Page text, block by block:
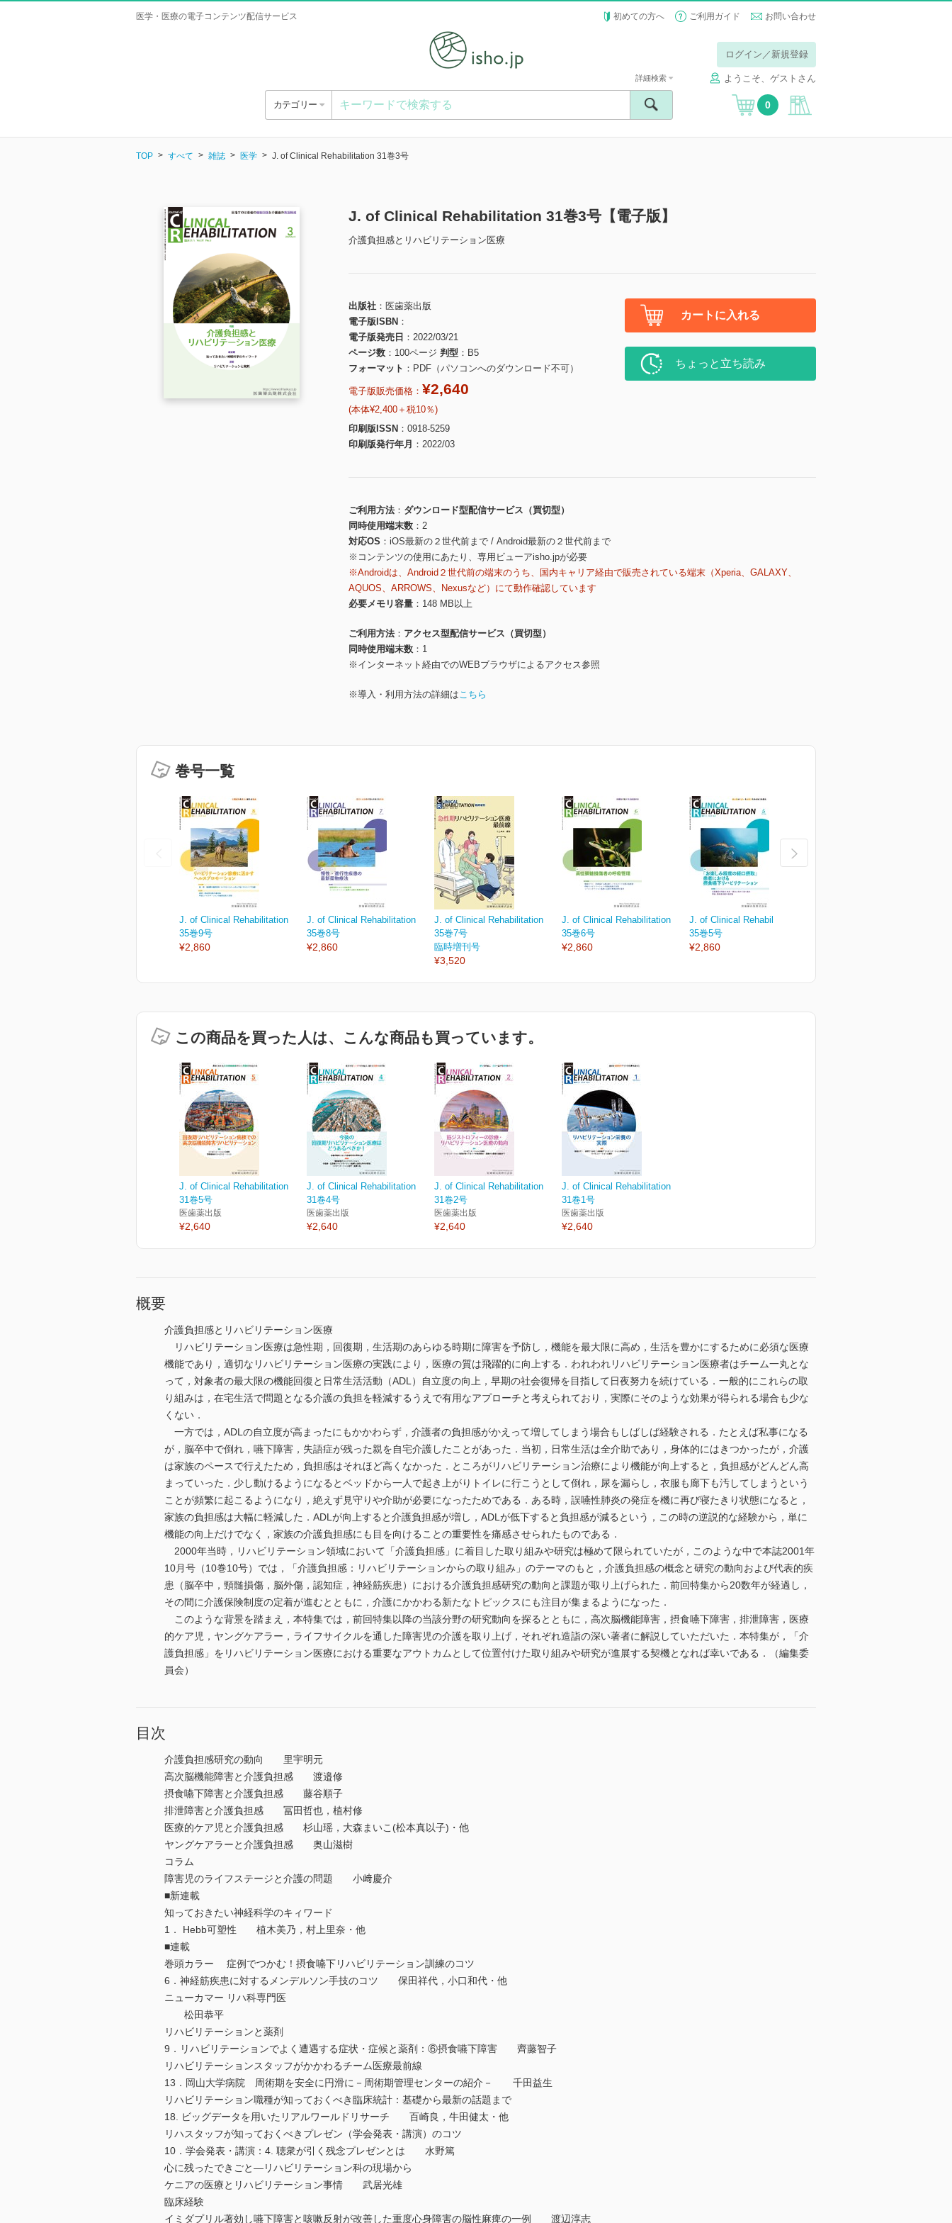
医学・医療の電子コンテンツ配信サービス 初めての方へ ご利用ガイド お問い合わせ
ログイン／新規登録
ようこそ、ゲストさん
カテゴリー
詳細検索
0
TOP すべて 雑誌 医学 J. of Clinical Rehabilitation 31巻3号
J. of Clinical Rehabilitation 31巻3号【電子版】
介護負担感とリハビリテーション医療
出版社
医歯薬出版
電子版ISBN
電子版発売日
2022/03/21
ページ数
100ページ 判型
B5
フォーマット
PDF（パソコンへのダウンロード不可）
電子版販売価格： ¥2,640
(本体¥2,400＋税10％)
印刷版ISSN
0918-5259
印刷版発行年月
2022/03
カートに入れる
ちょっと立ち読み
ご利用方法
ダウンロード型配信サービス（買切型）
同時使用端末数
2
対応OS
iOS最新の２世代前まで / Android最新の２世代前まで
※コンテンツの使用にあたり、専用ビューアisho.jpが必要
※Androidは、Android２世代前の端末のうち、国内キャリア経由で販売されている端末（Xperia、GALAXY、
AQUOS、ARROWS、Nexusなど）にて動作確認しています
必要メモリ容量
148 MB以上
ご利用方法
アクセス型配信サービス（買切型）
同時使用端末数
1
※インターネット経由でのWEBブラウザによるアクセス参照
※導入・利用方法の詳細はこちら
巻号一覧
J. of Clinical Rehabilitation
35巻9号
¥2,860
J. of Clinical Rehabilitation
35巻8号
¥2,860
J. of Clinical Rehabilitation
35巻7号
臨時増刊号
¥3,520
J. of Clinical Rehabilitation
35巻6号
¥2,860
J. of Clinical Rehabilitation
35巻5号
¥2,860
この商品を買った人は、こんな商品も買っています。
J. of Clinical Rehabilitation
31巻5号
医歯薬出版
¥2,640
J. of Clinical Rehabilitation
31巻4号
医歯薬出版
¥2,640
J. of Clinical Rehabilitation
31巻2号
医歯薬出版
¥2,640
J. of Clinical Rehabilitation
31巻1号
医歯薬出版
¥2,640
概要
介護負担感とリハビリテーション医療
リハビリテーション医療は急性期，回復期，生活期のあらゆる時期に障害を予防し，機能を最大限に高め，生活を豊かにするために必須な医療
機能であり，適切なリハビリテーション医療の実践により，医療の質は飛躍的に向上する．われわれリハビリテーション医療者はチーム一丸とな
って，対象者の最大限の機能回復と日常生活活動（ADL）自立度の向上，早期の社会復帰を目指して日夜努力を続けている．一般的にこれらの取
り組みは，在宅生活で問題となる介護の負担を軽減するうえで有用なアプローチと考えられており，実際にそのような効果が得られる場合も少な
くない．
一方では，ADLの自立度が高まったにもかかわらず，介護者の負担感がかえって増してしまう場合もしばしば経験される．たとえば私事になる
が，脳卒中で倒れ，嚥下障害，失語症が残った親を自宅介護したことがあった．当初，日常生活は全介助であり，身体的にはきつかったが，介護
は家族のペースで行えたため，負担感はそれほど高くなかった．ところがリハビリテーション治療により機能が向上すると，負担感がどんどん高
まっていった．少し動けるようになるとベッドから一人で起き上がりトイレに行こうとして倒れ，尿を漏らし，衣服も廊下も汚してしまうという
ことが頻繁に起こるようになり，絶えず見守りや介助が必要になったためである．ある時，誤嚥性肺炎の発症を機に再び寝たきり状態になると，
家族の負担感は大幅に軽減した．ADLが向上すると介護負担感が増し，ADLが低下すると負担感が減るという，この時の逆説的な経験から，単に
機能の向上だけでなく，家族の介護負担感にも目を向けることの重要性を痛感させられたものである．
2000年当時，リハビリテーション領域において「介護負担感」に着目した取り組みや研究は極めて限られていたが，このような中で本誌2001年
10月号（10巻10号）では，「介護負担感：リハビリテーションからの取り組み」のテーマのもと，介護負担感の概念と研究の動向および代表的疾
患（脳卒中，頸髄損傷，脳外傷，認知症，神経筋疾患）における介護負担感研究の動向と課題が取り上げられた．前回特集から20数年が経過し，
その間に介護保険制度の定着が進むとともに，介護にかかわる新たなトピックスにも注目が集まるようになった．
このような背景を踏まえ，本特集では，前回特集以降の当該分野の研究動向を探るとともに，高次脳機能障害，摂食嚥下障害，排泄障害，医療
的ケア児，ヤングケアラー，ライフサイクルを通した障害児の介護を取り上げ，それぞれ造詣の深い著者に解説していただいた．本特集が，「介
護負担感」をリハビリテーション医療における重要なアウトカムとして位置付けた取り組みや研究が進展する契機となれば幸いである．（編集委
員会）
目次
介護負担感研究の動向 里宇明元
高次脳機能障害と介護負担感 渡邉修
摂食嚥下障害と介護負担感 藤谷順子
排泄障害と介護負担感 冨田哲也，植村修
医療的ケア児と介護負担感 杉山瑶，大森まいこ(松本真以子)・他
ヤングケアラーと介護負担感 奥山滋樹
コラム
障害児のライフステージと介護の問題 小﨑慶介
■新連載
知っておきたい神経科学のキィワード
1． Hebb可塑性 植木美乃，村上里奈・他
■連載
巻頭カラー 症例でつかむ！摂食嚥下リハビリテーション訓練のコツ
6．神経筋疾患に対するメンデルソン手技のコツ 保田祥代，小口和代・他
ニューカマー リハ科専門医
松田恭平
リハビリテーションと薬剤
9．リハビリテーションでよく遭遇する症状・症候と薬剤：⑥摂食嚥下障害 齊藤智子
リハビリテーションスタッフがかかわるチーム医療最前線
13．岡山大学病院 周術期を安全に円滑に－周術期管理センターの紹介－ 千田益生
リハビリテーション職種が知っておくべき臨床統計：基礎から最新の話題まで
18. ビッグデータを用いたリアルワールドリサーチ 百崎良，牛田健太・他
リハスタッフが知っておくべきプレゼン（学会発表・講演）のコツ
10．学会発表・講演：4. 聴衆が引く残念プレゼンとは 水野篤
心に残ったできごと―リハビリテーション科の現場から
ケニアの医療とリハビリテーション事情 武居光雄
臨床経験
イミダプリル著効し嚥下障害と咳嗽反射が改善した重度心身障害の脳性麻痺の一例 渡辺淳志